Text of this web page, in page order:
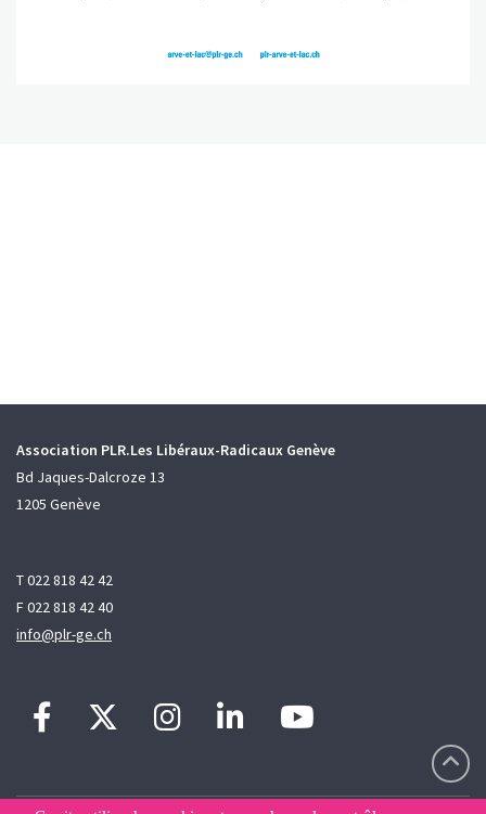
Association PLR.Les Libéraux-Radicaux Genève
Bd Jaques-Dalcroze 13
1205 Genève
T 022 818 42 42
F 022 818 42 40
info@plr-ge.ch